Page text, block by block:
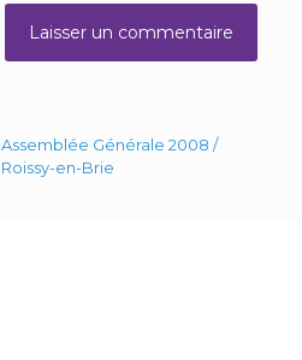
Assemblée Générale 2008 /
Roissy-en-Brie